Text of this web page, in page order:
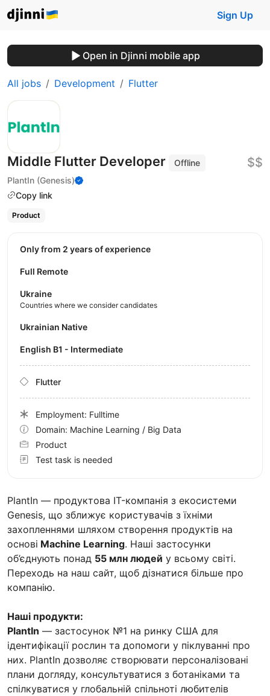
Sign Up
Open in Djinni mobile app
All jobs Development Flutter
Middle Flutter Developer
Offline
PlantIn (Genesis)
Copy link
$$
Product
PlantIn — продуктова IT-компанія з екосистеми
Genesis, що зближує користувачів з їхніми
захопленнями шляхом створення продуктів на
основі Machine Learning. Наші застосунки
об’єднують понад 55 млн людей у всьому світі.
Переходь на наш сайт, щоб дізнатися більше про
компанію.
Наші продукти:
PlantIn — застосунок №1 на ринку США для
ідентифікації рослин та допомоги у піклуванні про
них. PlantIn дозволяє створювати персоналізовані
плани догляду, консультуватися з ботаніками та
спілкуватися у глобальній спільноті любителів
Only from 2 years of experience
Full Remote
Ukraine
Countries where we consider candidates
Ukrainian Native
English B1 - Intermediate
Flutter
Employment: Fulltime
Domain: Machine Learning / Big Data
Product
Test task is needed